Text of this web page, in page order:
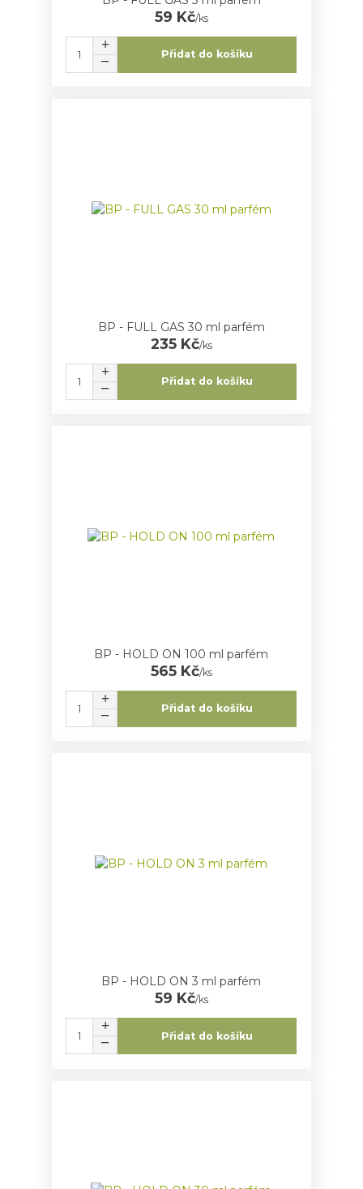
59 Kč/ks
Přidat do košíku
BP - FULL GAS 30 ml parfém
235 Kč/ks
Přidat do košíku
BP - HOLD ON 100 ml parfém
565 Kč/ks
Přidat do košíku
BP - HOLD ON 3 ml parfém
59 Kč/ks
Přidat do košíku